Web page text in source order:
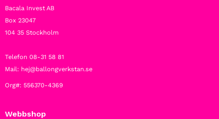
Bacala Invest AB
Box 23047
104 35 Stockholm
Telefon 08-31 58 81
Mail: hej@ballongverkstan.se
Org#: 556370-4369
Webbshop